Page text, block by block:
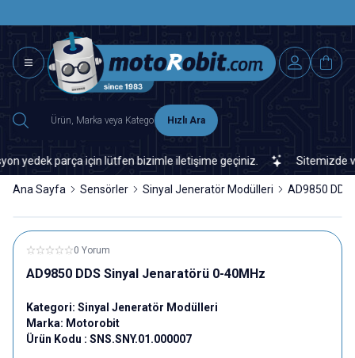
Hızlı Ara
parça için lütfen bizimle iletişime geçiniz. Sitemizde
Ana Sayfa Sensörler Sinyal Jeneratör Modülleri AD9850
0 Yorum
AD9850 DDS Sinyal Jenaratörü 0-40MHz
Kategori: Sinyal Jeneratör Modülleri
Marka: Motorobit
Ürün Kodu : SNS.SNY.01.000007